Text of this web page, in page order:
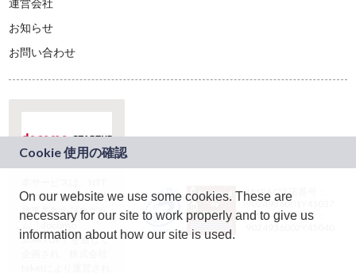
運営会社
お知らせ
お問い合わせ
ドコモグループの新
規事業創出プログラ
ム「docomo
STARTUP」を通じて
JASRAC許諾番号：
9024936001Y45037
JASRAC許諾番号：
On our website we use some cookies. These are
necessary for our site to work properly and to give us
information about how our site is used.